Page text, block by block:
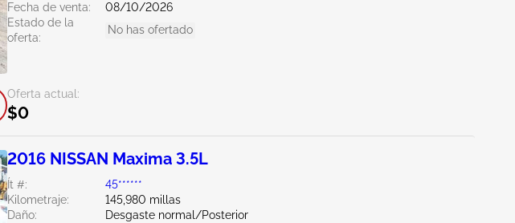
Fecha de venta:
08/10/2026
Estado de la
oferta:
No has ofertado
Oferta actual:
$0
2016 NISSAN Maxima 3.5L
Ít #:
45******
Kilometraje:
145,980 millas
Daño:
Desgaste normal/Posterior